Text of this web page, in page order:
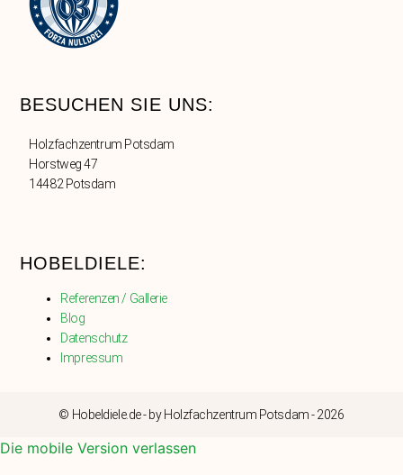
BESUCHEN SIE UNS:
Holzfachzentrum Potsdam
Horstweg 47
14482 Potsdam
HOBELDIELE:
Referenzen / Gallerie
Blog
Datenschutz
Impressum
© Hobeldiele.de - by Holzfachzentrum Potsdam - 2026
Die mobile Version verlassen